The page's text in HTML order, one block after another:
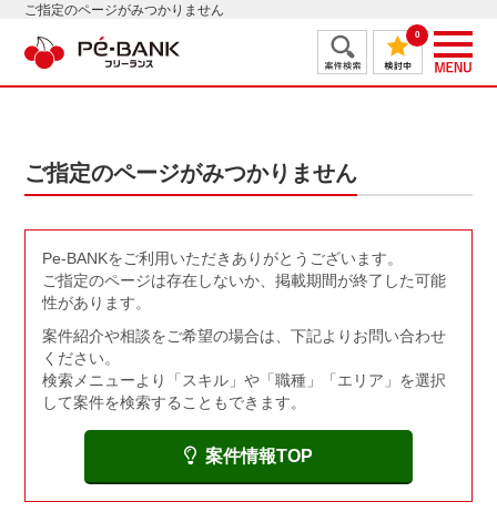
ご指定のページがみつかりません
0
ご指定のページがみつかりません
Pe-BANKをご利用いただきありがとうございます。
ご指定のページは存在しないか、掲載期間が終了した可能
性があります。
案件紹介や相談をご希望の場合は、下記よりお問い合わせ
ください。
検索メニューより「スキル」や「職種」「エリア」を選択
して案件を検索することもできます。
案件情報TOP